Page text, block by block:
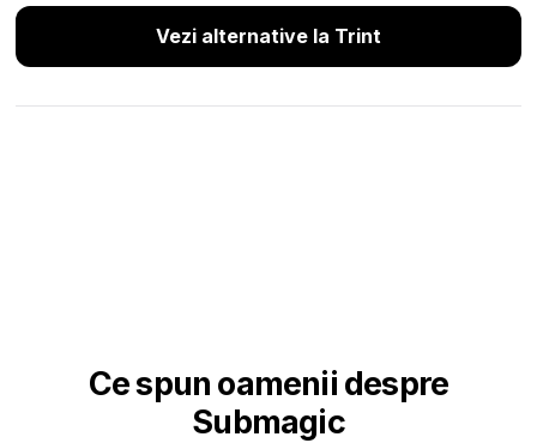
Vezi alternative la Trint
Ce spun oamenii despre
Submagic